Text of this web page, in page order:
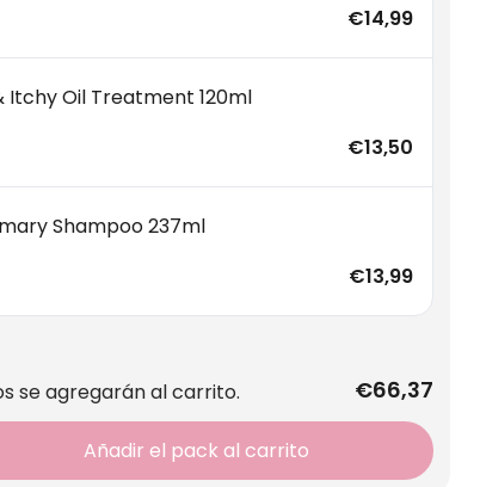
€14,99
Itchy Oil Treatment 120ml
€13,50
Shampoo 237ml
€13,99
se agregarán al carrito.
€66,37
Añadir el pack al carrito